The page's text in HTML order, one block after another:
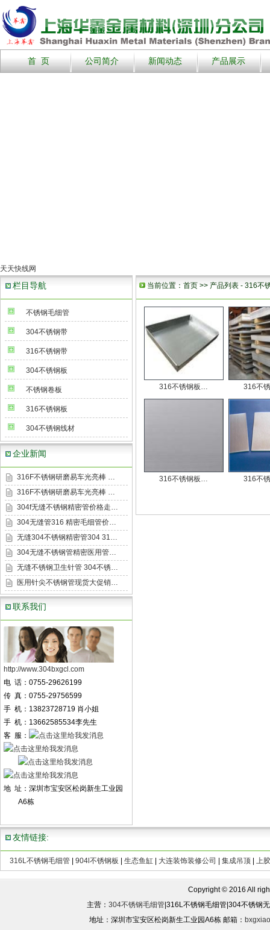
首 页 公司简介 新闻动态 产品展示
天天快线网
栏目导航
不锈钢毛细管
304不锈钢带
316不锈钢带
304不锈钢板
不锈钢卷板
316不锈钢板
304不锈钢线材
企业新闻
316F不锈钢研磨易车光亮棒 …
316F不锈钢研磨易车光亮棒 …
304f无缝不锈钢精密管价格走…
304无缝管316 精密毛细管价…
无缝304不锈钢精密管304 31…
304无缝不锈钢管精密医用管…
无缝不锈钢卫生针管 304不锈…
医用针尖不锈钢管现货大促销…
联系我们
http://www.304bxgcl.com
电 话：0755-29626199
传 真：0755-29756599
手 机：13823728719 肖小姐
手 机：13662585534李先生
客 服：
地 址：深圳市宝安区松岗新生工业园
A6栋
当前位置： 首页 >> 产品列表 - 316不
316不锈钢板… 316不
316不锈钢板… 316不
友情链接:
316L不锈钢毛细管| 904l不锈钢板 生态鱼缸| 大连装饰装修公司 集成吊顶| 上
Copyright © 2016 All
主营： 304不锈钢毛细管|316L不锈钢毛细管|304不锈钢
地址：深圳市宝安区松岗新生工业园A6栋 邮箱：